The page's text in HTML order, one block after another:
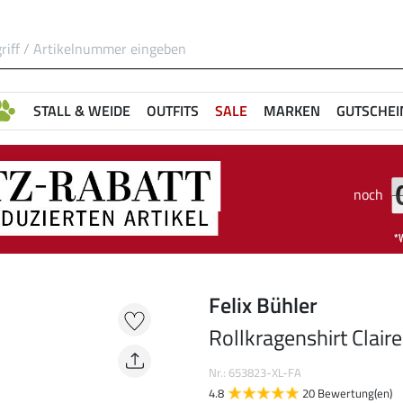
STALL & WEIDE OUTFITS SALE MARKEN
noch
Felix Bühler
Rollkragenshirt Claire
Nr.: 653823-XL-FA
4.8
20 Bewertung(en)